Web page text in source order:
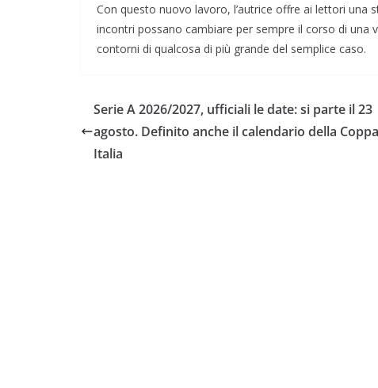
Con questo nuovo lavoro, l’autrice offre ai lettori una
incontri possano cambiare per sempre il corso di una
contorni di qualcosa di più grande del semplice caso.
Serie A 2026/2027, ufficiali le date: si parte il 23
agosto. Definito anche il calendario della Coppa
Italia